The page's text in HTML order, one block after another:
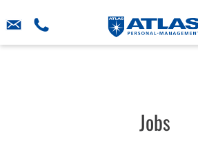
Jobs